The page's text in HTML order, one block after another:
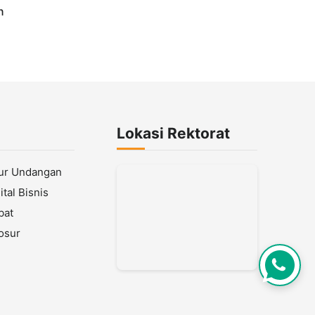
Undangan
Bisnis
Lokasi Rektorat